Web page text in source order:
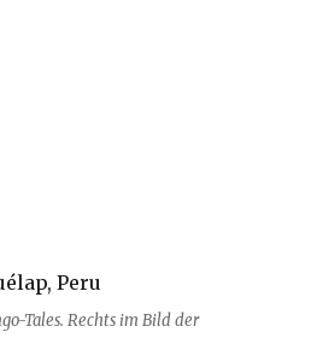
Tales. Rechts im Bild der